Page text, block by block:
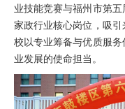
业技能竞赛与福州市第
家政行业核心岗位，吸
校以专业筹备与优质服
业发展的使命担当。